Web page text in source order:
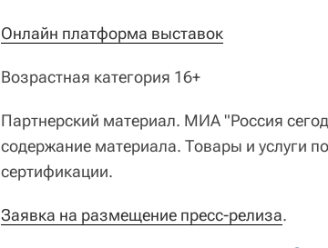
Онлайн платформа выставок
Возрастная категория 16+
Партнерский материал. МИА "Россия
содержание материала. Товары и услуги
сертификации.
Заявка на размещение пресс-релиза.